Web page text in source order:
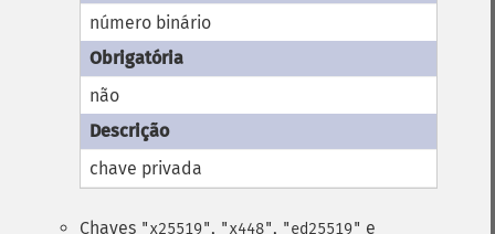
número binário
não
chave privada
Chaves "x25519", "x448", "ed25519" e